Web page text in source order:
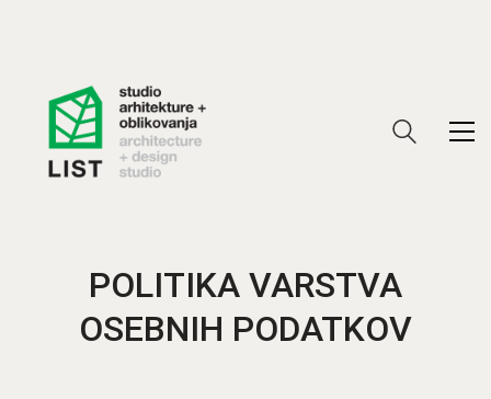
POLITIKA VARSTVA
OSEBNIH PODATKOV